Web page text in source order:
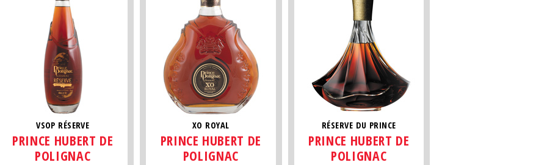
VSOP RÉSERVE
PRINCE HUBERT DE
POLIGNAC
XO ROYAL
PRINCE HUBERT DE
POLIGNAC
RÉSERVE DU PRINCE
PRINCE HUBERT DE
POLIGNAC